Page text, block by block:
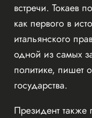
встречи. Токаев
как первого в
итальянского
одной из самых
политике, пишет
государства.
Президент